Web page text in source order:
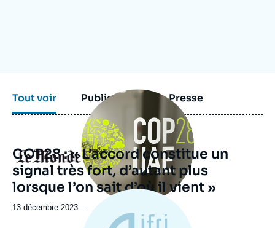
Tout voir Publications Presse
Logo
Image
principale
médiatique
COP28 : « L’accord constitue un
signal très fort, d’autant plus
lorsque l’on sait d’où il vient »
13 décembre 2023—